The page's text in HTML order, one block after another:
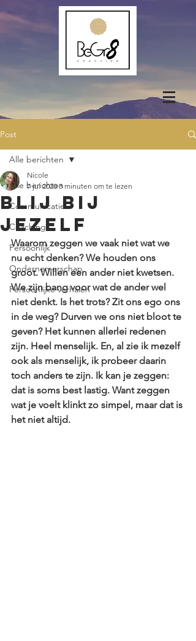
Post
Alle berichten
Communicatie
Coaching
Persoonlijk
Ondernemerschap
Persoonlijke verhalen
Alle berichten
Blij bij
jezelf
Nicole
7 jul 2020 3 minuten om te lezen
Waarom zeggen we vaak niet wat we
nu echt denken? We houden ons
groot. Willen een ander niet kwetsen.
We zijn bang voor wat de ander wel
niet denkt. Is het trots? Zit ons ego ons
in de weg? Durven we ons niet bloot te
geven? Het kunnen allerlei redenen
zijn. Heel menselijk. En, al zie ik mezelf
ook als menselijk, ik probeer daarin
toch anders te zijn. Ik kan je zeggen:
dat is soms best lastig. Want zeggen
wat je voelt klinkt zo simpel, maar dat is
het niet altijd.